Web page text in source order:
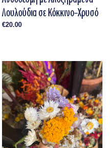
Λουλούδια σε Κόκκινο–Χρυσό
€20.00